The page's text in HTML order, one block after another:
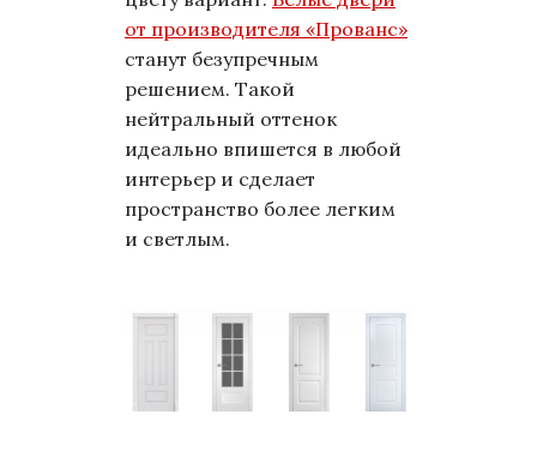
от производителя «Прованс»
станут безупречным
решением. Такой
нейтральный оттенок
идеально впишется в любой
интерьер и сделает
пространство более легким
и светлым.